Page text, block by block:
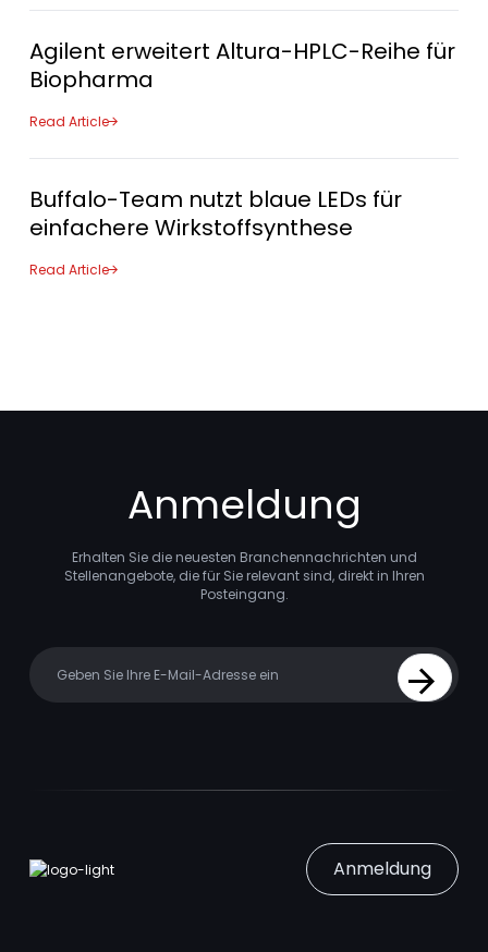
Agilent erweitert Altura-HPLC-Reihe für
Biopharma
Read Article
Buffalo-Team nutzt blaue LEDs für
einfachere Wirkstoffsynthese
Read Article
Anmeldung
Erhalten Sie die neuesten Branchennachrichten und
Stellenangebote, die für Sie relevant sind, direkt in Ihren
Posteingang.
Sign Up
Anmeldung